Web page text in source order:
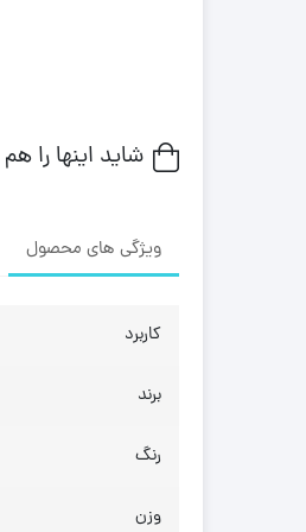
شاید اینها را
ویژگی های محصول
کاربرد
برند
رنگ
وزن